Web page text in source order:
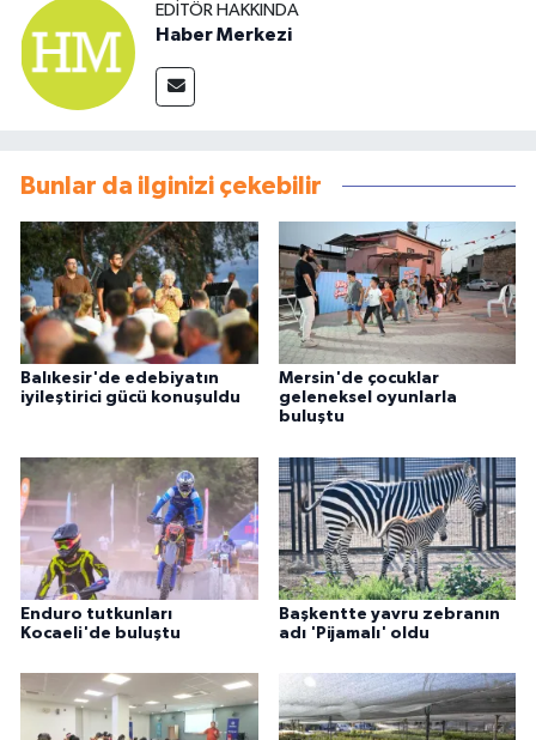
EDITÖR HAKKINDA
Haber Merkezi
Bunlar da ilginizi çekebilir
Balıkesir'de edebiyatın
iyileştirici gücü konuşuldu
Mersin'de çocuklar
geleneksel oyunlarla
buluştu
Enduro tutkunları
Kocaeli'de buluştu
Başkentte yavru zebranın
adı 'Pijamalı' oldu